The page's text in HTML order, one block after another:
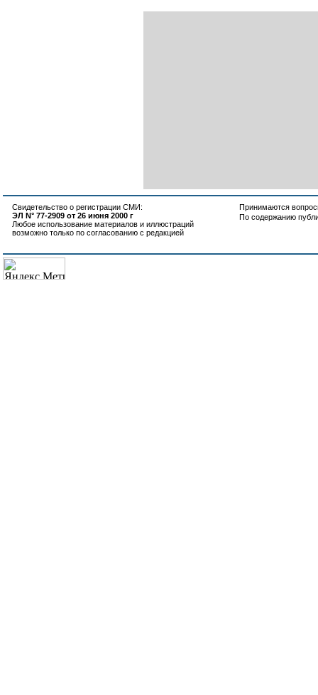
Свидетельство о регистрации СМИ:
ЭЛ N° 77-2909 от 26 июня 2000 г
Любое использование материалов и иллюстраций
возможно только по согласованию с редакцией
Принимаются
По содержанию